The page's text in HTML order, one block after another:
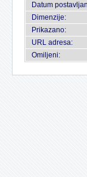
Datum
Dimenzije:
Prikazano:
URL adresa:
Omiljeni: